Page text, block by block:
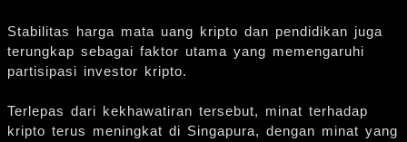
Stabilitas harga mata uang kripto dan pendidikan juga
terungkap sebagai faktor utama yang memengaruhi
partisipasi investor kripto.
Terlepas dari kekhawatiran tersebut, minat terhadap
kripto terus meningkat di Singapura, dengan minat yang